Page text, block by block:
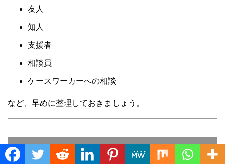
友人
知人
支援者
相談員
ケースワーカーへの相談
など、早めに整理しておきましょう。
空き家所有者にとってのメリット
Translate »